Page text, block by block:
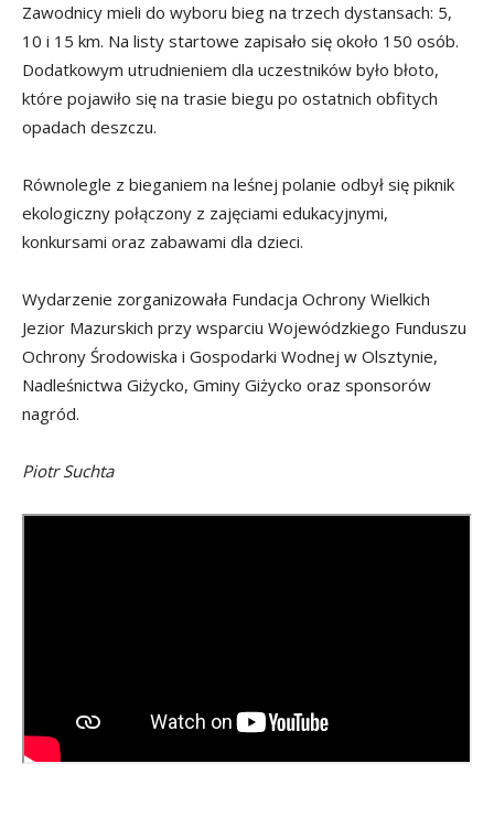
Zawodnicy mieli do wyboru bieg na trzech dystansach: 5,
10 i 15 km. Na listy startowe zapisało się około 150 osób.
Dodatkowym utrudnieniem dla uczestników było błoto,
które pojawiło się na trasie biegu po ostatnich obfitych
opadach deszczu.
Równolegle z bieganiem na leśnej polanie odbył się piknik
ekologiczny połączony z zajęciami edukacyjnymi,
konkursami oraz zabawami dla dzieci.
Wydarzenie zorganizowała Fundacja Ochrony Wielkich
Jezior Mazurskich przy wsparciu Wojewódzkiego Funduszu
Ochrony Środowiska i Gospodarki Wodnej w Olsztynie,
Nadleśnictwa Giżycko, Gminy Giżycko oraz sponsorów
nagród.
Piotr Suchta